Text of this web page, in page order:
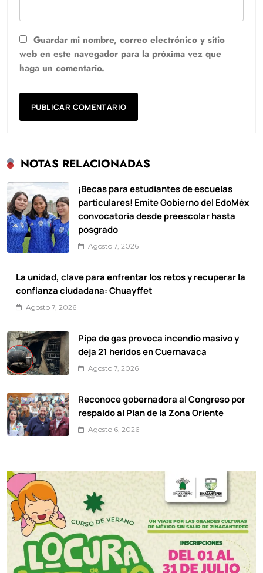
Guardar mi nombre, correo electrónico y sitio
web en este navegador para la próxima vez que
haga un comentario.
NOTAS RELACIONADAS
¡Becas para estudiantes de escuelas
particulares! Emite Gobierno del EdoMéx
convocatoria desde preescolar hasta
posgrado
Agosto 7, 2026
La unidad, clave para enfrentar los retos y recuperar la
confianza ciudadana: Chuayffet
Agosto 7, 2026
Pipa de gas provoca incendio masivo y
deja 21 heridos en Cuernavaca
Agosto 7, 2026
Reconoce gobernadora al Congreso por
respaldo al Plan de la Zona Oriente
Agosto 6, 2026